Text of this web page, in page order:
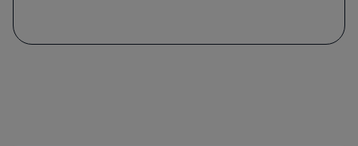
gastronomie locale, conçoit sa cuisine